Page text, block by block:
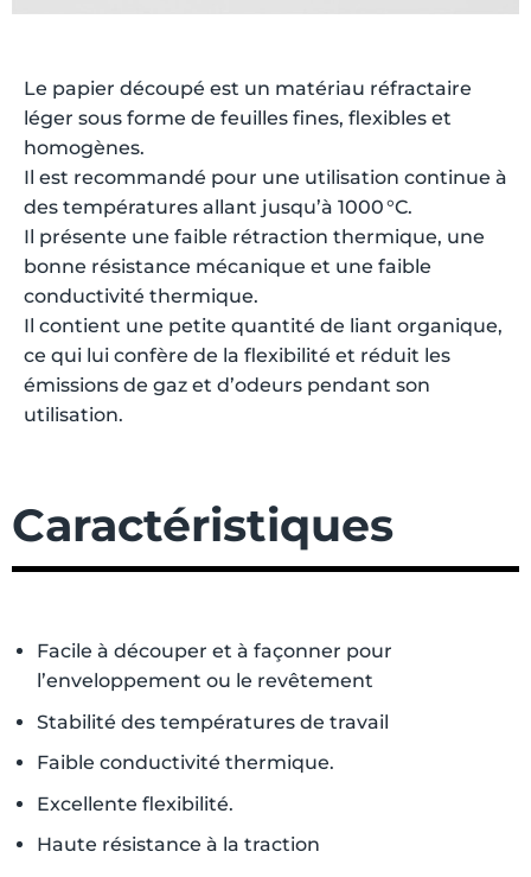
Le papier découpé est un matériau réfractaire
léger sous forme de feuilles fines, flexibles et
homogènes.
Il est recommandé pour une utilisation continue à
des températures allant jusqu’à 1000 °C.
Il présente une faible rétraction thermique, une
bonne résistance mécanique et une faible
conductivité thermique.
Il contient une petite quantité de liant organique,
ce qui lui confère de la flexibilité et réduit les
émissions de gaz et d’odeurs pendant son
utilisation.
Caractéristiques
Facile à découper et à façonner pour
l’enveloppement ou le revêtement
Stabilité des températures de travail
Faible conductivité thermique.
Excellente flexibilité.
Haute résistance à la traction